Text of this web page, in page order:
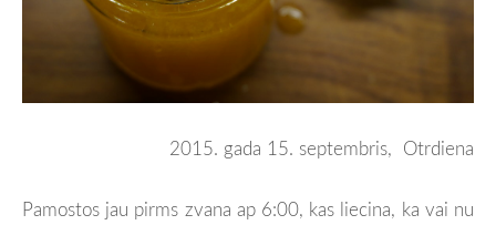
2015. gada 15. septembris, Otrdiena
Pamostos jau pirms zvana ap 6:00, kas liecina, ka vai nu